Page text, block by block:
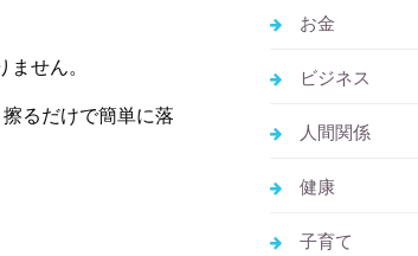
せん。
るだけで簡単に落
お金
ビジネス
人間関係
健康
子育て